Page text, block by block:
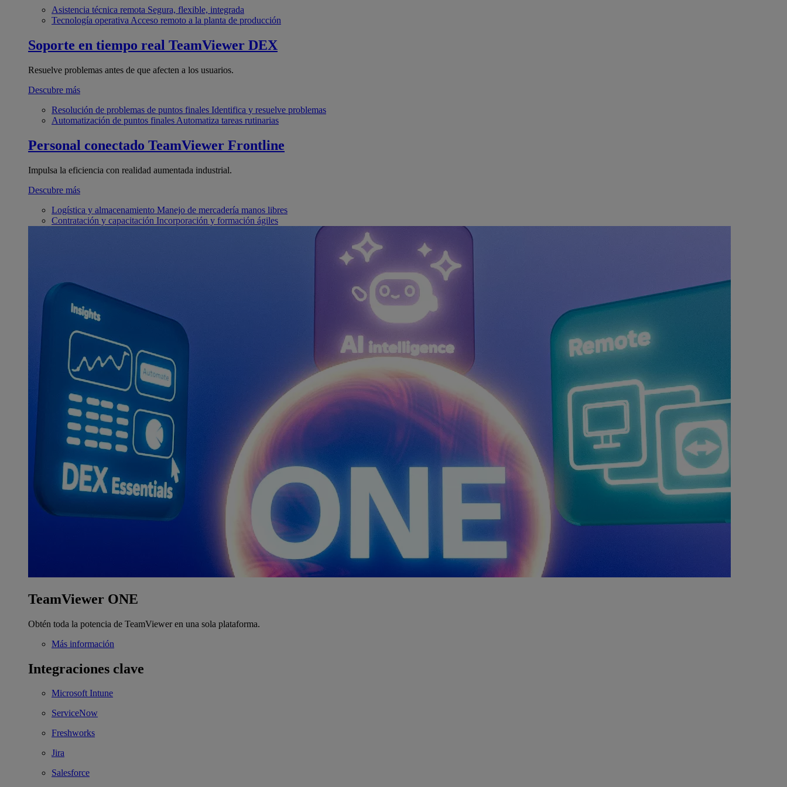
Asistencia técnica remota Segura, flexible, integrada
Tecnología operativa Acceso remoto a la planta de producción
Soporte en tiempo real TeamViewer DEX
Resuelve problemas antes de que afecten a los usuarios.
Descubre más
Resolución de problemas de puntos finales Identifica y resuelve problemas
Automatización de puntos finales Automatiza tareas rutinarias
Personal conectado TeamViewer Frontline
Impulsa la eficiencia con realidad aumentada industrial.
Descubre más
Logística y almacenamiento Manejo de mercadería manos libres
Contratación y capacitación Incorporación y formación ágiles
TeamViewer ONE
Obtén toda la potencia de TeamViewer en una sola plataforma.
Más información
Integraciones clave
Microsoft Intune
ServiceNow
Freshworks
Jira
Salesforce